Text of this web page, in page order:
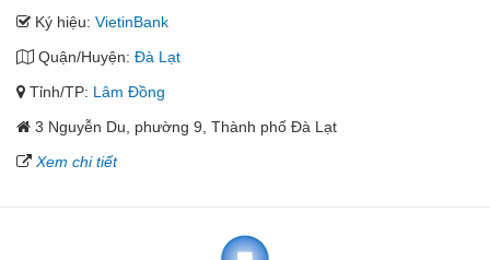
Ký hiệu: VietinBank
Quận/Huyện: Đà Lạt
Tỉnh/TP: Lâm Đồng
3 Nguyễn Du, phường 9, Thành phố Đà Lạt
Xem chi tiết